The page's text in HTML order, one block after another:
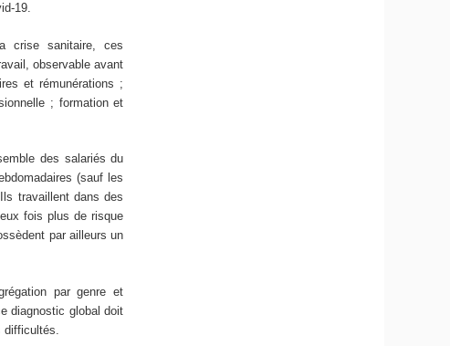
19.
crise sanitaire, ces
observable avant
et rémunérations ;
; formation et
des salariés du
(sauf les
travaillent dans des
fois plus de risque
par ailleurs un
par genre et
diagnostic global doit